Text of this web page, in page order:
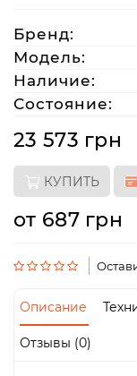
(063)
212
08
76
Режим
работы:
Пт
-
19:00
Сб
10:00
Бренд:
Модель:
Наличие:
Состояние:
23 573 грн
КУПИТЬ
от 687 грн
Описание
Отзывы (0)